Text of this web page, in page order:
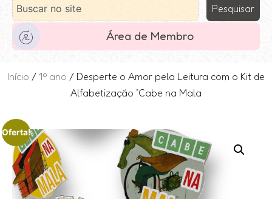
Pesquisar
Área de Membro
Início / 1º ano / Desperte o Amor pela Leitura com o Kit de
Alfabetização “Cabe na Mala
Oferta!